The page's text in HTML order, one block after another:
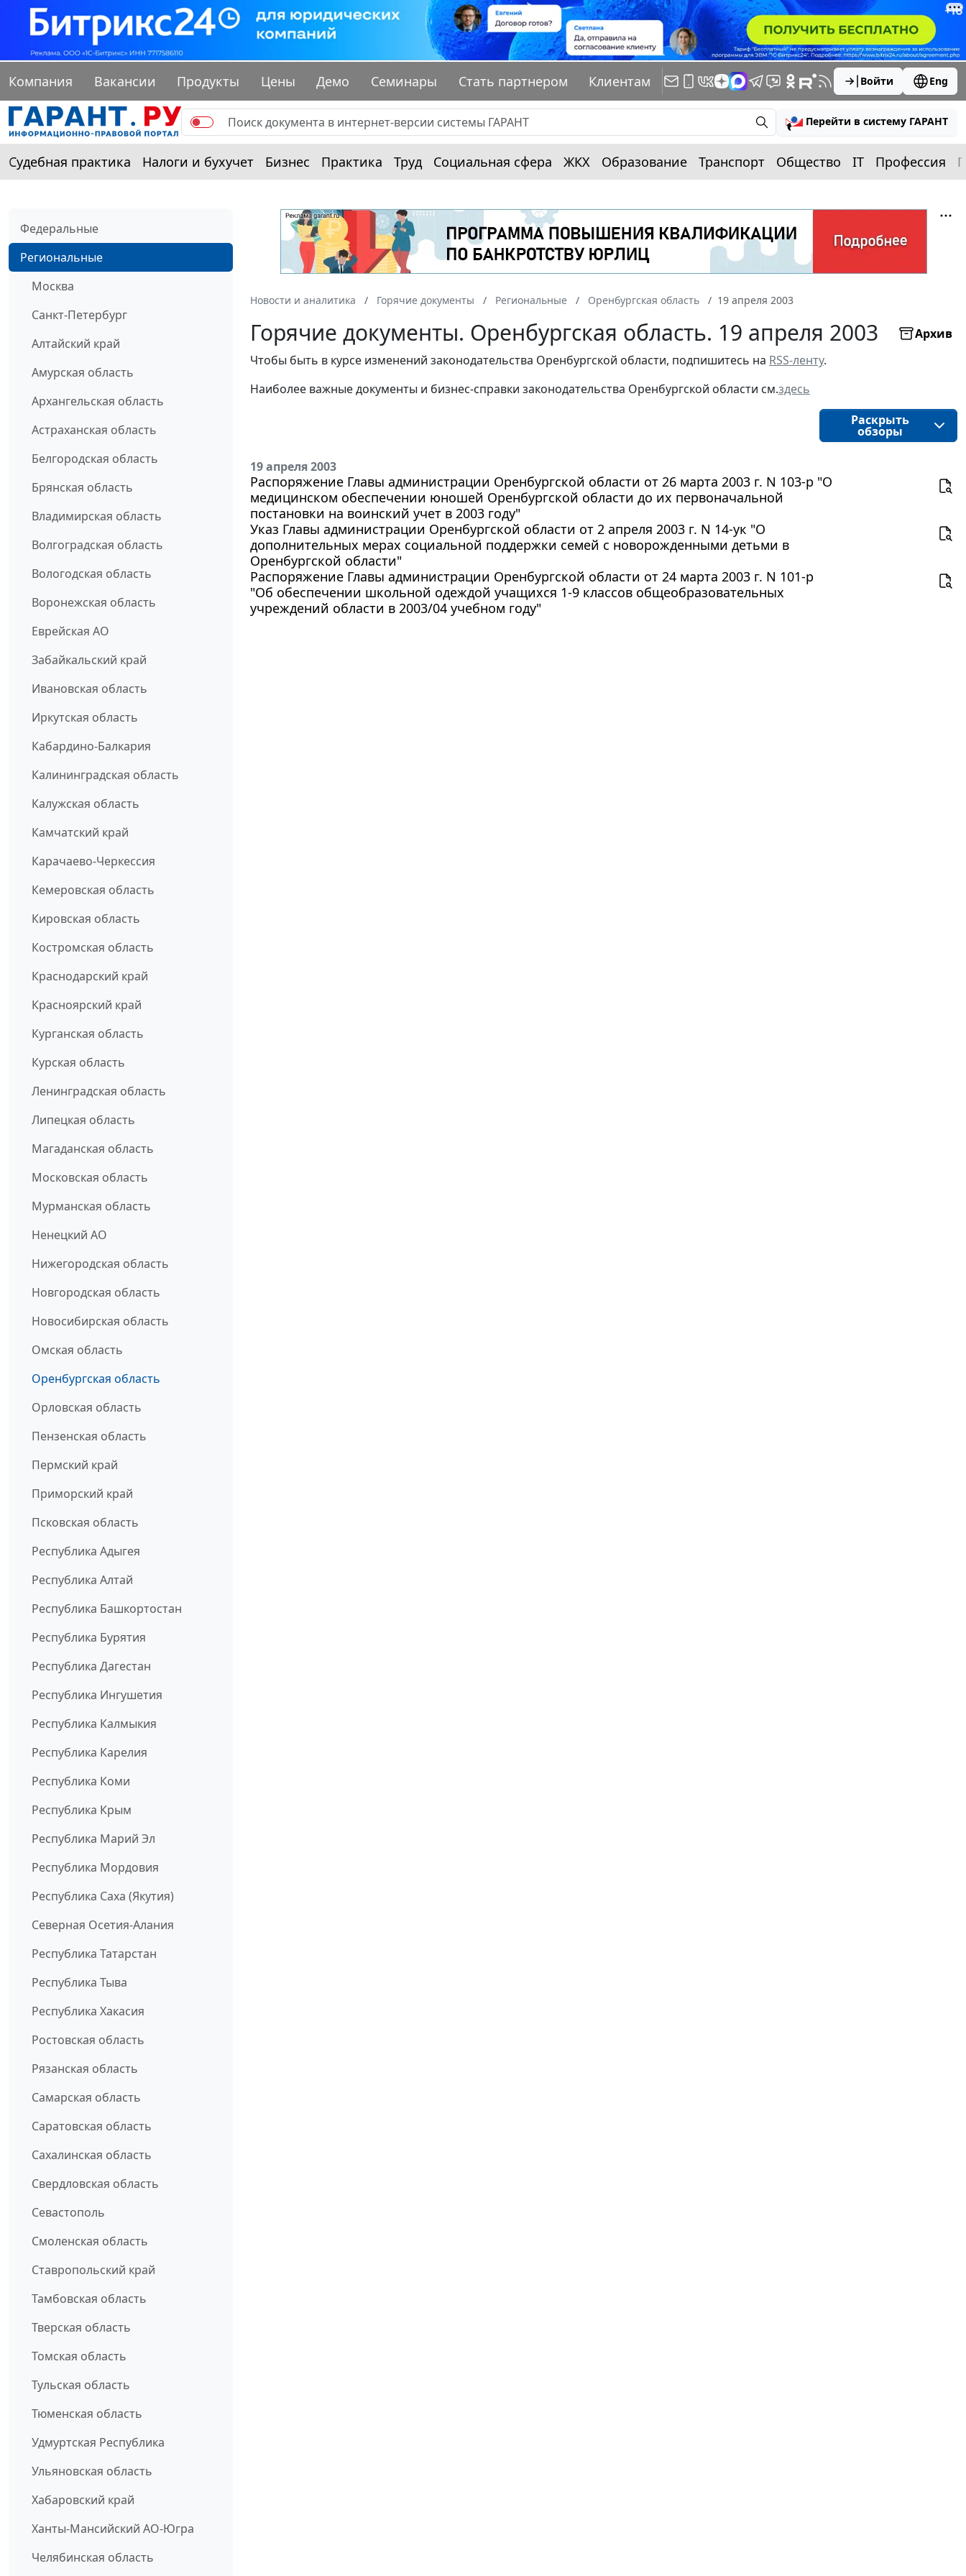
Компания Вакансии Продукты Цены Демо Семинары Стать партнером Клиентам Войти Eng
Перейти в систему ГАРАНТ
Судебная практика Налоги и бухучет Бизнес Практика Труд Социальная сфера ЖКХ Образование Транспорт Общество IT Профессия
Федеральные
Региональные
Москва
Санкт-Петербург
Алтайский край
Амурская область
Архангельская область
Астраханская область
Белгородская область
Брянская область
Владимирская область
Волгоградская область
Вологодская область
Воронежская область
Еврейская АО
Забайкальский край
Ивановская область
Иркутская область
Кабардино-Балкария
Калининградская область
Калужская область
Камчатский край
Карачаево-Черкессия
Кемеровская область
Кировская область
Костромская область
Краснодарский край
Красноярский край
Курганская область
Курская область
Ленинградская область
Липецкая область
Магаданская область
Московская область
Мурманская область
Ненецкий АО
Нижегородская область
Новгородская область
Новосибирская область
Омская область
Оренбургская область
Орловская область
Пензенская область
Пермский край
Приморский край
Псковская область
Республика Адыгея
Республика Алтай
Республика Башкортостан
Республика Бурятия
Республика Дагестан
Республика Ингушетия
Республика Калмыкия
Республика Карелия
Республика Коми
Республика Крым
Республика Марий Эл
Республика Мордовия
Республика Саха (Якутия)
Северная Осетия-Алания
Республика Татарстан
Республика Тыва
Республика Хакасия
Ростовская область
Рязанская область
Самарская область
Саратовская область
Сахалинская область
Свердловская область
Севастополь
Смоленская область
Ставропольский край
Тамбовская область
Тверская область
Томская область
Тульская область
Тюменская область
Удмуртская Республика
Ульяновская область
Хабаровский край
Ханты-Мансийский АО-Югра
Челябинская область
Новости и аналитика Горячие документы Региональные Оренбургская область 19 апреля 2003
Горячие документы. Оренбургская область. 19 апреля 2003
Архив
Чтобы быть в курсе изменений законодательства Оренбургской области, подпишитесь на RSS-ленту.
Наиболее важные документы и бизнес-справки законодательства Оренбургской области см.здесь
Раскрыть
обзоры
19 апреля 2003
Распоряжение Главы администрации Оренбургской области от 26 марта 2003 г. N 103-р "О
медицинском обеспечении юношей Оренбургской области до их первоначальной
постановки на воинский учет в 2003 году"
Указ Главы администрации Оренбургской области от 2 апреля 2003 г. N 14-ук "О
дополнительных мерах социальной поддержки семей с новорожденными детьми в
Оренбургской области"
Распоряжение Главы администрации Оренбургской области от 24 марта 2003 г. N 101-р
"Об обеспечении школьной одеждой учащихся 1-9 классов общеобразовательных
учреждений области в 2003/04 учебном году"